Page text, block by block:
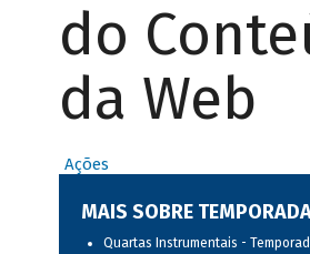
do
da Web
Ações
MAIS SOBRE
Quartas Instrumentais -